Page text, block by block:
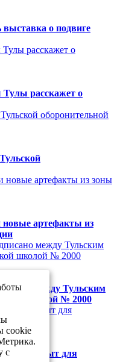
о подвиге
расскажет о
артефакты из
между Тульским
школой № 2000
закрыт для
cookie
с